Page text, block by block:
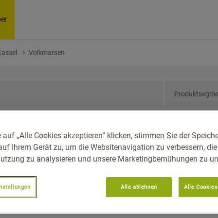
Volkmarsen
Reg.-Bez. Kassel,
auf „Alle Cookies akzeptieren“ klicken, stimmen Sie der
Ihrem Gerät zu, um die Websitenavigation zu verbessern, die
zu analysieren und unsere Marketingbemühungen zu
Alle ablehnen Alle